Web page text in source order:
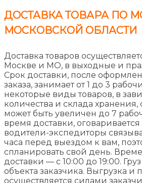
ДОСТАВКА ТОВАРА ПО
МОСКОВСКОЙ ОБЛАСТИ
Доставка товаров
Москве и МО, в выходные и
Срок доставки, после
заказа, занимает от 1 до 3
некоторые виды товаров, в
количества и склада хранения,
может быть увеличен до 7
время доставки,
водители-экспедиторы
часа перед выездом к вам,
спланировать свой день.
доставки — с 10:00 до 19:00.
объекта заказчика. Выгрузка и
осуществляется силами